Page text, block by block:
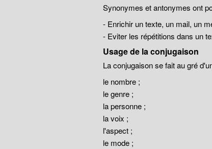
Synonymes et antonymes ont
- Enrichir un texte, un mail, un
- Eviter les répétitions dans un
Usage de la conjugaison
La conjugaison se fait au gré
le nombre ;
le genre ;
la personne ;
la voix ;
l'aspect ;
le mode ;